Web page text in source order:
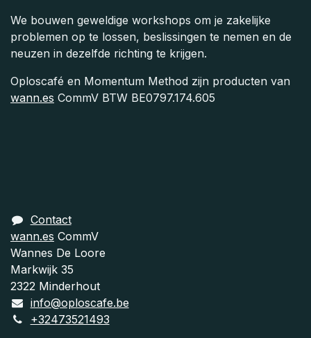
We bouwen geweldige workshops om je zakelijke
problemen op te lossen, beslissingen te nemen en de
neuzen in dezelfde richting te krijgen.
Oploscafé en Momentum Method zijn producten van
wann.es CommV BTW BE0797.174.605
Contact
wann.es CommV
Wannes De Loore
Markwijk 35
2322 Minderhout
info@oploscafe.be
+32473521493